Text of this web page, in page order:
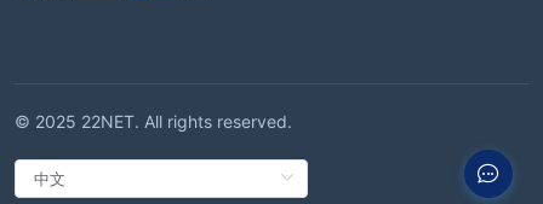
© 2025 22NET. All rights reserved.